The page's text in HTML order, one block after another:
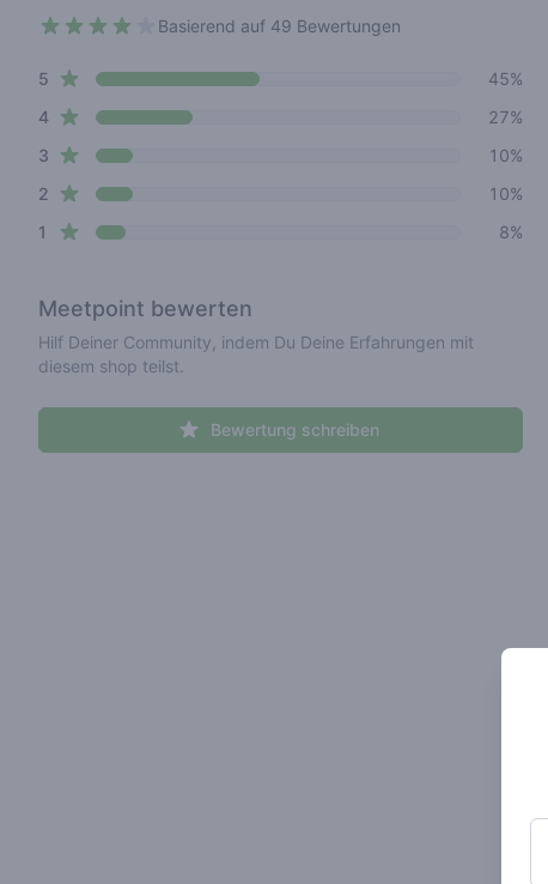
Basierend auf 49 Bewertungen
Review data
5 star reviews
45%
4star reviews
27%
3 star reviews
10%
2 star reviews
10%
1 star reviews 8%
Meetpoint bewerten
Hilf Deiner Community, indem Du Deine Erfahrungen mit
diesem shop teilst.
Bewertung schreiben